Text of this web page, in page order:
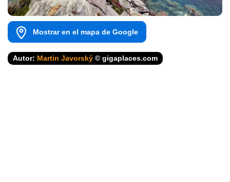
Mostrar en el mapa de Google
Autor: Martin Javorský © gigaplaces.com